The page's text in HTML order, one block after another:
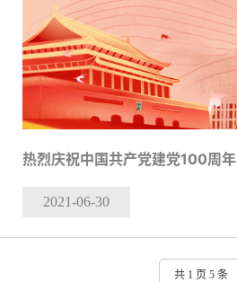
热烈庆祝中国共产党建党100周年
2021-06-30
共 1 页 5 条